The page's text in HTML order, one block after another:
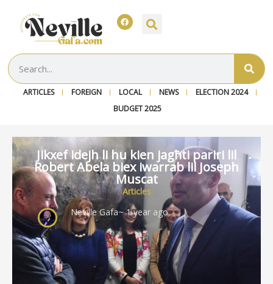
ARTICLES FOREIGN LOCAL NEWS
ELECTION 2024
BUDGET 2025
Jikxef idejh li hu kien jagħti pariri lil
Robert Abela biex iwarrab lil Joseph
Muscat
Articles
Neville Gafa~ 1 year ago